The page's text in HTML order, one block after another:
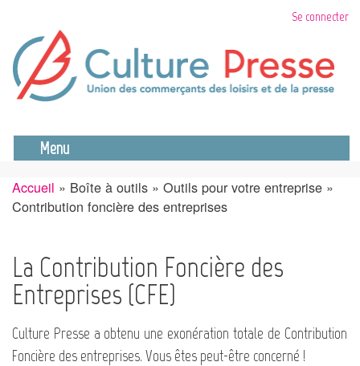
contenu
principal
Se connecter
Se déconnecter
Menu
Fil
Accueil Boîte à outils
Outils pour votre entreprise
Contribution foncière des entreprises
La Contribution Foncière des
Entreprises (CFE)
Culture Presse a obtenu une exonération totale de Contribution
Foncière des entreprises. Vous êtes peut-être concerné !